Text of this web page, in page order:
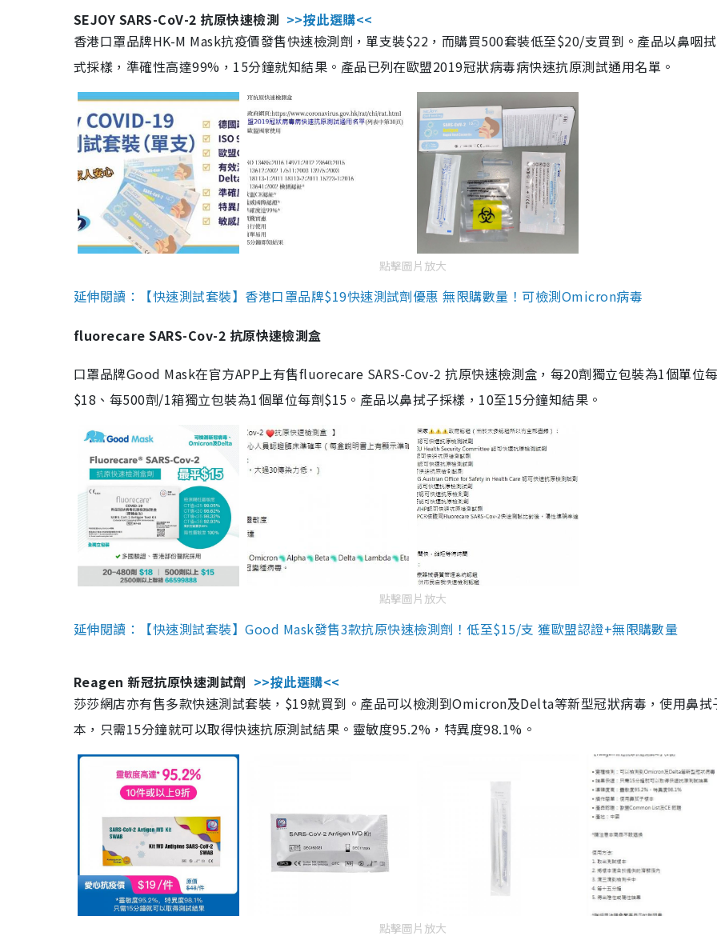
SEJOY SARS-CoV-2 抗原快速檢測 >>按此選購<<
香港口罩品牌HK-M Mask抗疫價發售快速檢測劑，單支裝$22，而購買500套裝低至$20/支買到。產品以鼻咽
式採樣，準確性高達99%，15分鐘就知結果。產品已列在歐盟2019冠狀病毒病快速抗原測試通用名單。
點擊圖片放大
延伸閱讀：【快速測試套裝】香港口罩品牌$19快速測試劑優惠 無限購數量！可檢測Omicron病毒
fluorecare SARS-Cov-2 抗原快速檢測盒
口罩品牌Good Mask在官方APP上有售fluorecare SARS-Cov-2 抗原快速檢測盒，每20劑獨立包裝為1個單位
$18、每500劑/1箱獨立包裝為1個單位每劑$15。產品以鼻拭子採樣，10至15分鐘知結果。
點擊圖片放大
延伸閱讀：【快速測試套裝】Good Mask發售3款抗原快速檢測劑！低至$15/支 獲歐盟認證+無限購數量
Reagen 新冠抗原快速測試劑 >>按此選購<<
莎莎網店亦有售多款快速測試套裝，$19就買到。產品可以檢測到Omicron及Delta等新型冠狀病毒，使用鼻拭
本，只需15分鐘就可以取得快速抗原測試結果。靈敏度95.2%，特異度98.1%。
點擊圖片放大